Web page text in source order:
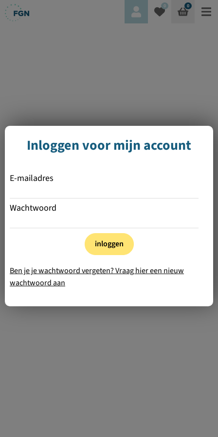
0 0
Inloggen voor mijn account
E-mailadres
Wachtwoord
inloggen
Ben je je wachtwoord vergeten? Vraag hier een nieuw
wachtwoord aan